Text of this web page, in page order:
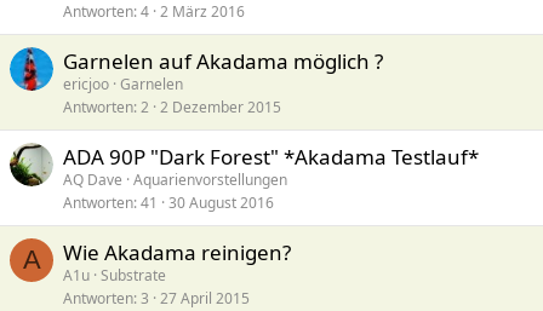
Antworten 4 2 März 2016
Garnelen auf Akadama möglich ?
ericjoo Garnelen
Antworten 2 2 Dezember 2015
ADA 90P "Dark Forest" *Akadama Testlauf*
AQ Dave Aquarienvorstellungen
Antworten 41 30 August 2016
A Wie Akadama reinigen?
A1u Substrate
Antworten 3 27 April 2015